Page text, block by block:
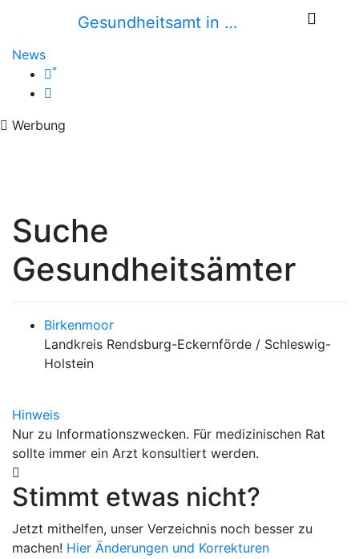
Gesundheitsamt in …
News
*
Werbung
Suche
Gesundheitsämter
Birkenmoor
Landkreis Rendsburg-Eckernförde / Schleswig-
Holstein
Hinweis
Nur zu Informationszwecken. Für medizinischen Rat
sollte immer ein Arzt konsultiert werden.
Stimmt etwas nicht?
Jetzt mithelfen, unser Verzeichnis noch besser zu
machen! Hier Änderungen und Korrekturen